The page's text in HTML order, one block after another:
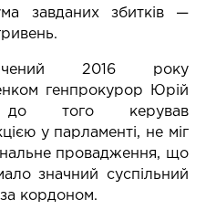
завданих збитків —
2016 року
генпрокурор Юрій
того керував
у парламенті, не міг
провадження, що
значний суспільний
за кордоном.